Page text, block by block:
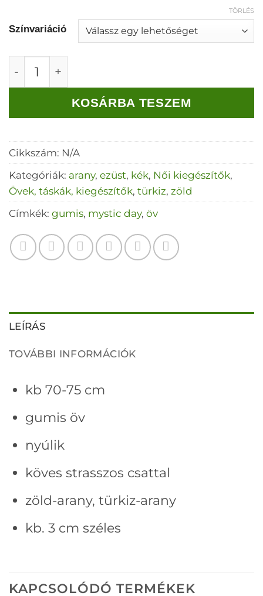
Színvariáció
TÖRLÉS
Köves csatos vékony gumis öv (több szín)
KOSÁRBA TESZEM
Cikkszám: N/A
Kategóriák: arany, ezüst, kék, Női kiegészítők,
Övek, táskák, kiegészítők, türkiz, zöld
Címkék: gumis, mystic day, öv
LEÍRÁS
TOVÁBBI INFORMÁCIÓK
kb 70-75 cm
gumis öv
nyúlik
köves strasszos csattal
zöld-arany, türkiz-arany
kb. 3 cm széles
KAPCSOLÓDÓ TERMÉKEK